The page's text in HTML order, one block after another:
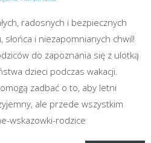
radosnych i bezpiecznych
słońca i niezapomnianych chwil!
do zapoznania się z ulotką
dzieci podczas wakacji.
zadbać o to, aby letni
ale przede wszystkim
wskazowki-rodzice